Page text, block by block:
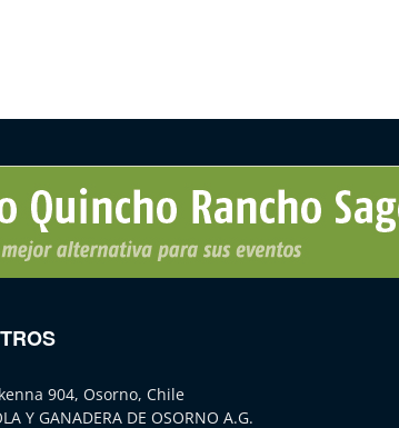
904, Osorno, Chile
Y GANADERA DE OSORNO A.G.